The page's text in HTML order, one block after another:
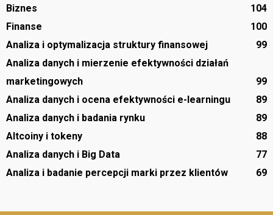
Biznes
104
Finanse
100
Analiza i optymalizacja struktury finansowej
99
Analiza danych i mierzenie efektywności działań
marketingowych
99
Analiza danych i ocena efektywności e-learningu
89
Analiza danych i badania rynku
89
Altcoiny i tokeny
88
Analiza danych i Big Data
77
Analiza i badanie percepcji marki przez klientów
69